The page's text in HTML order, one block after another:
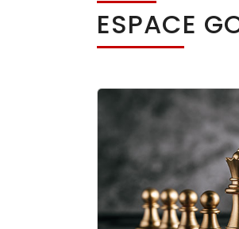
ESPACE